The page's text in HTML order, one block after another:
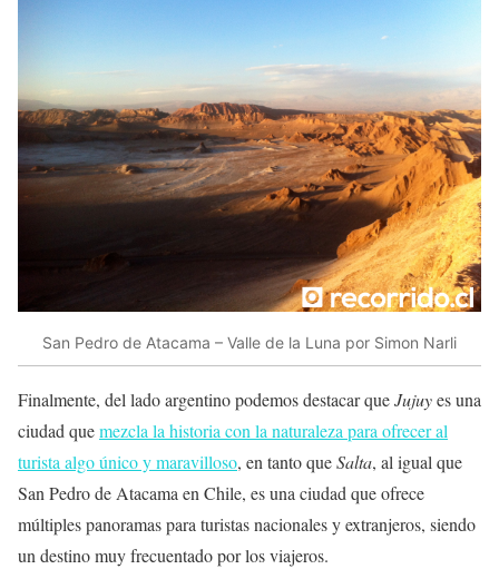
San Pedro de Atacama – Valle de la Luna por Simon Narli
Finalmente, del lado argentino podemos destacar queJujuyes una
ciudad quemezcla la historia con la naturaleza para ofrecer al
turista algo único y maravilloso, en tanto queSalta, al igual que
San Pedro de Atacama en Chile, es una ciudad que ofrece
múltiples panoramas para turistas nacionales y extranjeros, siendo
un destino muy frecuentado por los viajeros.